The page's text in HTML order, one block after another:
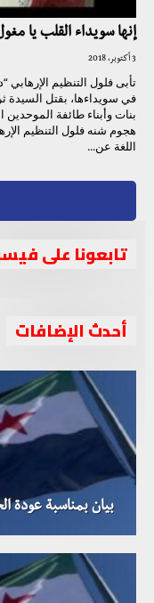
إنها سويداء القلب يا
3 أكتوبر، 2018
تأبى فلول التنظيم
في سويداءها، بقتل السيدة
هجوم شنه فلول التنظيم
اللغة عن...
تابعونا على
أحدث الإضافات
بيان بمناسبة عودة